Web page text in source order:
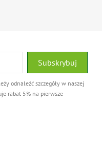
odnaleźć szczegóły w naszej
rabat 5% na pierwsze